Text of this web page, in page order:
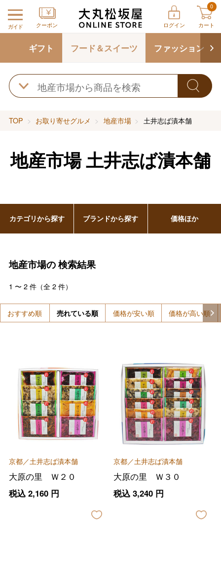
ガイド クーポン ログイン
0
カート
ギフト フード＆スイーツ ファッション
TOP お取り寄せグルメ 地産市場 土井志ば漬本舗
地産市場 土井志ば漬本舗
地産市場の検索結果
1 〜 2件（全 2件）
おすすめ順 売れている順 価格が安い順 価格が高い順
京都／土井志ば漬本舗
大原の里 Ｗ２０
税込 2,160円
京都／土井志ば漬本舗
大原の里 Ｗ３０
税込 3,240円
カテゴリから探す ブランドから探す 価格ほか
フード＆スイーツ
ビューティー
ホーム＆インテリア
ベビー＆キッズ
大丸・松坂屋のギフト
結婚内祝い
お香典返し
バレンタインチョコレート
ホワイトデー
母の日
父の日
お中元
敬老の日